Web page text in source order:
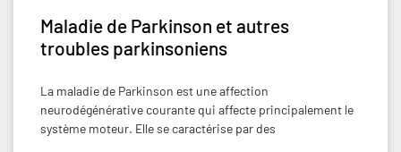
Maladie de Parkinson et autres
troubles parkinsoniens
La maladie de Parkinson est une affection
neurodégénérative courante qui affecte principalement le
système moteur. Elle se caractérise par des